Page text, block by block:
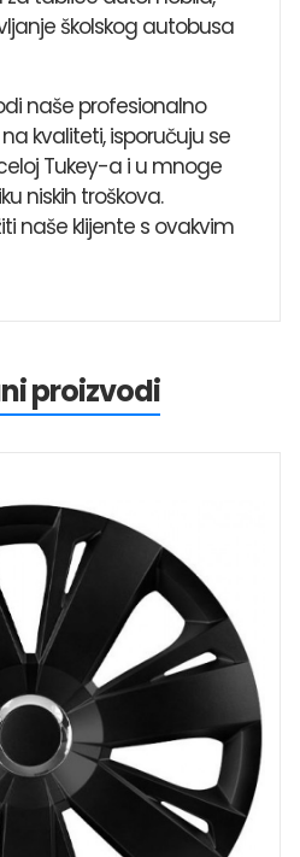
školskog autobusa
naše profesionalno
kvaliteti, isporučuju se
Tukey-a i u mnoge
niskih troškova.
naše klijente s ovakvim
proizvodi